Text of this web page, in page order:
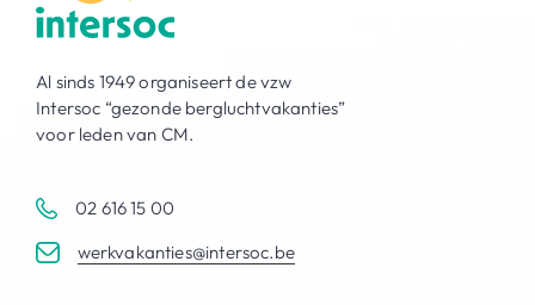
Al sinds 1949 organiseert de vzw
Intersoc “gezonde bergluchtvakanties”
voor leden van CM.
02 616 15 00
werkvakanties@intersoc.be